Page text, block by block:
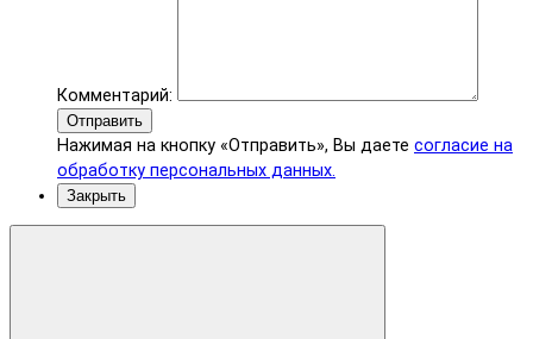
Комментарий:
Отправить
Нажимая на кнопку «Отправить», Вы даете согласие на
обработку персональных данных.
Закрыть